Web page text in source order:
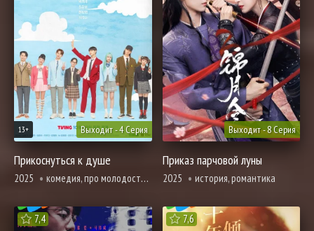
Выходит - 4 Серия
13+
Прикоснуться к душе
2025 комедия, про молодость и любовь, романтика
Выходит - 8 Серия
Приказ парчовой луны
2025 история, романтика
7,4 7,6